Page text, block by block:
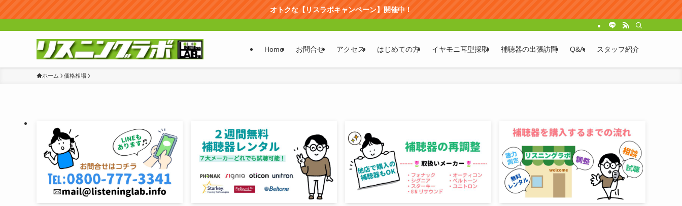
オトクな【リスラボキャンペーン】開催中！
Home お問合せ アクセス はじめての方 イヤモニ耳型採取 補聴器の出張訪問 Q&A スタッフ紹介
ホーム 価格相場